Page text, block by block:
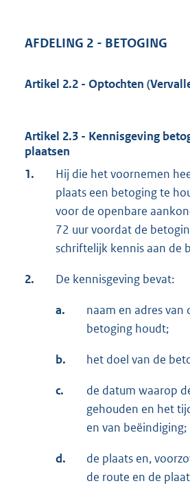
AFDELING 2 - BETOGING
Artikel 2.2 - Optochten
Artikel 2.3 - Kennisgeving
plaatsen
1.
Hij die het voornemen
plaats een betoging te
voor de openbare
72 uur voordat de
schriftelijk kennis aan de
2. De kennisgeving bevat:
a.
naam en adres van
betoging houdt;
b. het doel van de
c.
de datum waarop
gehouden en het
en van beëindiging;
d.
de plaats en,
de route en de